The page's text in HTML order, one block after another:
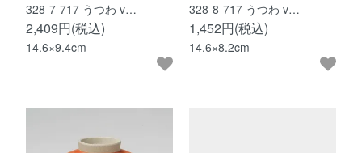
328-7-717 うつわ v…
2,409円(税込)
14.6×9.4cm
328-8-717 うつわ v…
1,452円(税込)
14.6×8.2cm